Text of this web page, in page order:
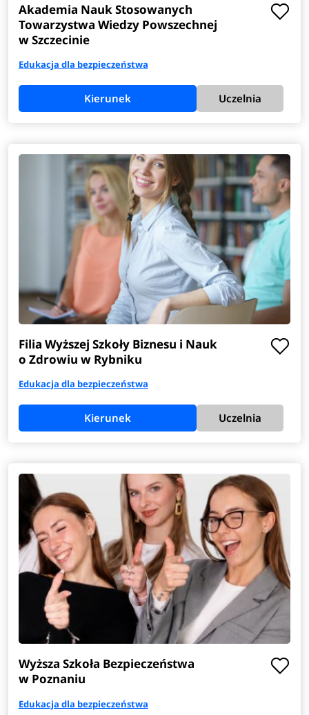
Akademia Nauk Stosowanych
Towarzystwa Wiedzy Powszechnej
w Szczecinie
Edukacja dla bezpieczeństwa
Kierunek Uczelnia
Filia Wyższej Szkoły Biznesu i Nauk
o Zdrowiu w Rybniku
Edukacja dla bezpieczeństwa
Kierunek Uczelnia
Wyższa Szkoła Bezpieczeństwa
w Poznaniu
Edukacja dla bezpieczeństwa